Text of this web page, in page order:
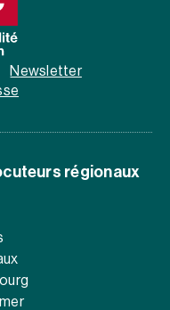
Newsletter
régionaux